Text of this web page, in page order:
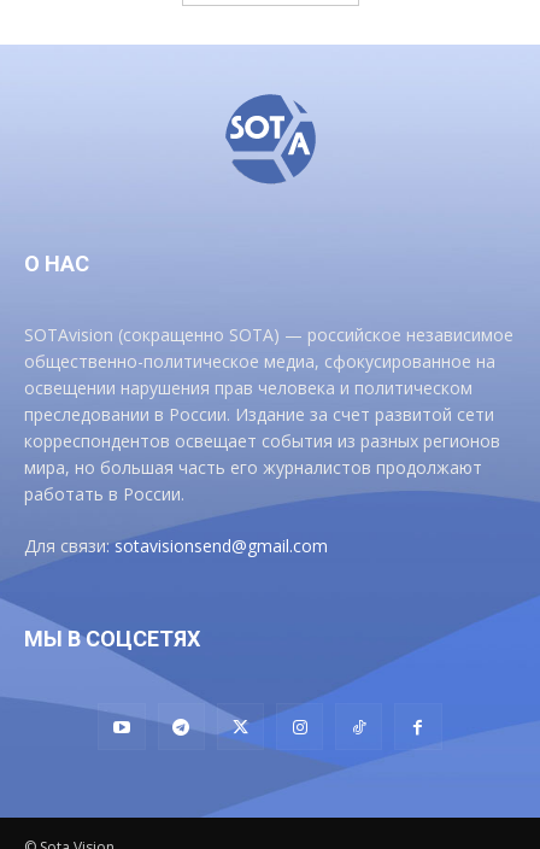
О НАС
SOTAvision (сокращенно SOTA) — российское независимое
общественно-политическое медиа, сфокусированное на
освещении нарушения прав человека и политическом
преследовании в России. Издание за счет развитой сети
корреспондентов освещает события из разных регионов
мира, но большая часть его журналистов продолжают
работать в России.
Для связи:sotavisionsend@gmail.com
МЫ В СОЦСЕТЯХ